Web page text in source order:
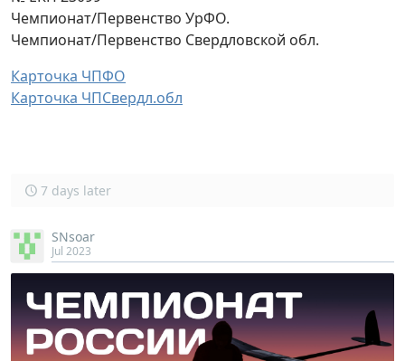
Чемпионат/Первенство УрФО.
Чемпионат/Первенство Свердловской обл.
Карточка ЧПФО
Карточка ЧПСвердл.обл
7 days later
SNsoar
Jul 2023